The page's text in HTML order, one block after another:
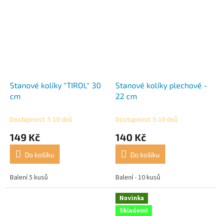
Stanové kolíky "TIROL" 30
cm
Dostupnost: 5-10 dnů
149 Kč
Do košíku
Balení 5 kusů
Stanové kolíky plechové -
22 cm
Dostupnost: 5-10 dnů
140 Kč
Do košíku
Balení - 10 kusů
Novinka
Skladem!